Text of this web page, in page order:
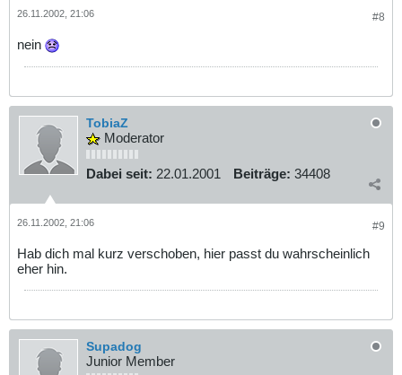
#8
26.11.2002, 21:06
nein
TobiaZ
Moderator
Dabei seit: 22.01.2001 Beiträge: 34408
#9
26.11.2002, 21:06
Hab dich mal kurz verschoben, hier passt du wahrscheinlich
eher hin.
Supadog
Junior Member